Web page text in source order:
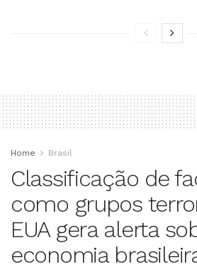
Home Brasil
Classificação de
como grupos
EUA gera alerta
economia